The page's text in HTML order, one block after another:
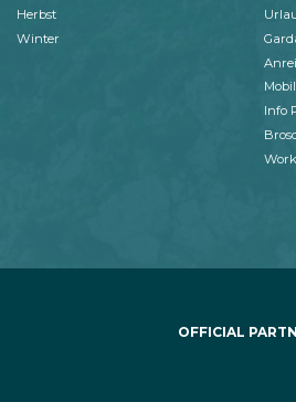
Herbst
Winter
Info
OFFICIAL